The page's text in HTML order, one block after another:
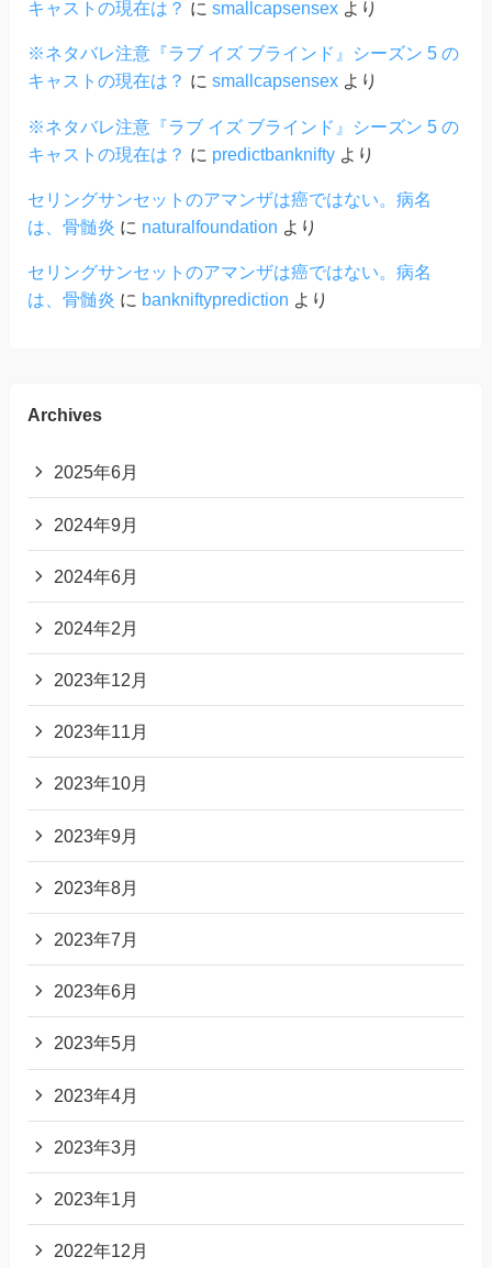
キャストの現在は？ に smallcapsensexより
※ネタバレ注意『ラブ イズ ブラインド』シーズン 5 の
キャストの現在は？ に smallcapsensexより
※ネタバレ注意『ラブ イズ ブラインド』シーズン 5 の
キャストの現在は？ に predictbankniftyより
セリングサンセットのアマンザは癌ではない。病名
は、骨髄炎 に naturalfoundation より
セリングサンセットのアマンザは癌ではない。病名
は、骨髄炎 に bankniftyprediction より
Archives
2025年6月
2024年9月
2024年6月
2024年2月
2023年12月
2023年11月
2023年10月
2023年9月
2023年8月
2023年7月
2023年6月
2023年5月
2023年4月
2023年3月
2023年1月
2022年12月